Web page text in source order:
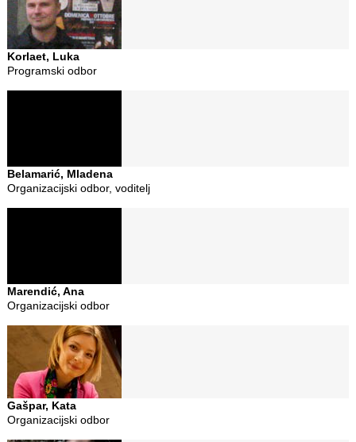
Korlaet, Luka
Programski odbor
Belamarić, Mladena
Organizacijski odbor, voditelj
Marendić, Ana
Organizacijski odbor
Gašpar, Kata
Organizacijski odbor